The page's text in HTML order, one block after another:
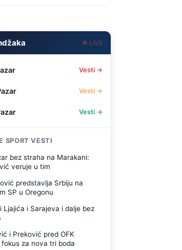
● LIVE
Vesti →
Vesti →
Vesti →
SPORT VESTI
bez straha na Marakani:
veruje u tim
predstavlja Srbiju na
SP u Oregonu
Ljajića i Sarajeva i dalje bez
i Preković pred OFK
fokus za nova tri boda